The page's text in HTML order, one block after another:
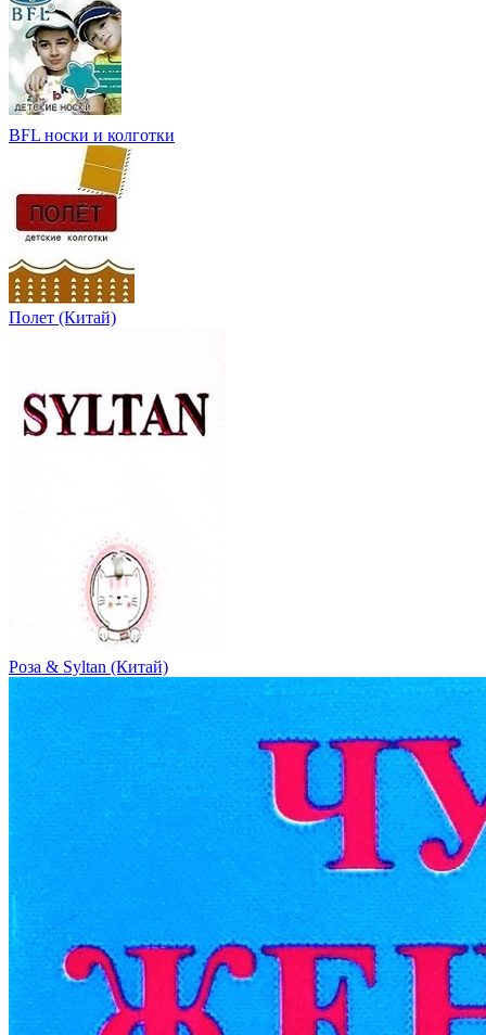
BFL носки и колготки
Полет (Китай)
Роза & Syltan (Китай)